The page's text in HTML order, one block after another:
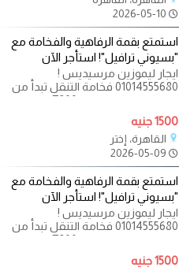
استمتع بقمة الرفاهية والفخامة مع
"بسيوني ترافيل"! استأجر الآن
ايجار ليموزين مرسيديس !
01014555680 فخامة التنقل تبدأ من
بسيوني ترافيل! لو
1500 جنيه
القاهرة، إختر
استمتع بقمة الرفاهية والفخامة مع
"بسيوني ترافيل"! استأجر الآن
ايجار ليموزين مرسيديس !
01014555680 فخامة التنقل تبدأ من
بسيوني ترافيل! لو
1500 جنيه